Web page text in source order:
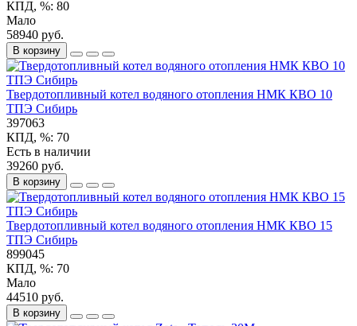
КПД, %: 80
Мало
58940 руб.
В корзину
Твердотопливный котел водяного отопления НМК КВО 10
ТПЭ Сибирь
397063
КПД, %: 70
Есть в наличии
39260 руб.
В корзину
Твердотопливный котел водяного отопления НМК КВО 15
ТПЭ Сибирь
899045
КПД, %: 70
Мало
44510 руб.
В корзину